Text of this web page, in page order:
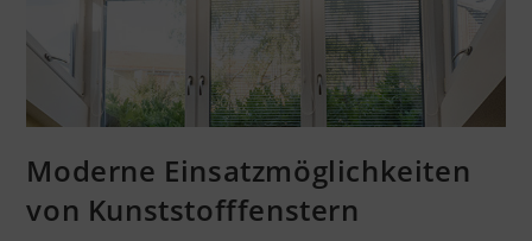
Moderne Einsatzmöglichkeiten
von Kunststofffenstern